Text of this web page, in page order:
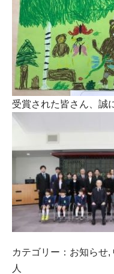
受賞された皆さん、誠
カテゴリー： お知らせ,
人